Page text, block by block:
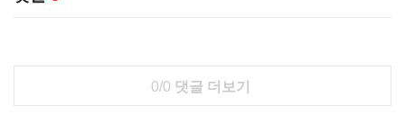
0/0 댓글 더보기